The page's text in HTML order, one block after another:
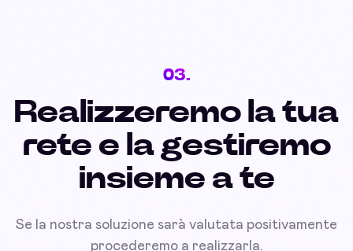
03.
Realizzeremo la tua
rete e la gestiremo
insieme a te
Se la nostra soluzione sarà valutata positivamente
procederemo a realizzarla.